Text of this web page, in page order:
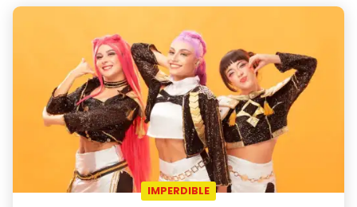
IMPERDIBLE